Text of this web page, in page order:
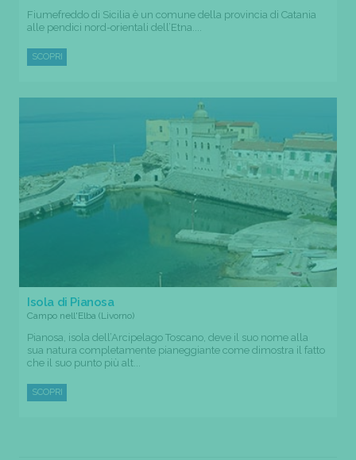
Fiumefreddo di Sicilia è un comune della provincia di Catania
alle pendici nord-orientali dell’Etna....
SCOPRI
Isola di Pianosa
Campo nell'Elba (Livorno)
Pianosa, isola dell’Arcipelago Toscano, deve il suo nome alla
sua natura completamente pianeggiante come dimostra il fatto
che il suo punto più alt...
SCOPRI